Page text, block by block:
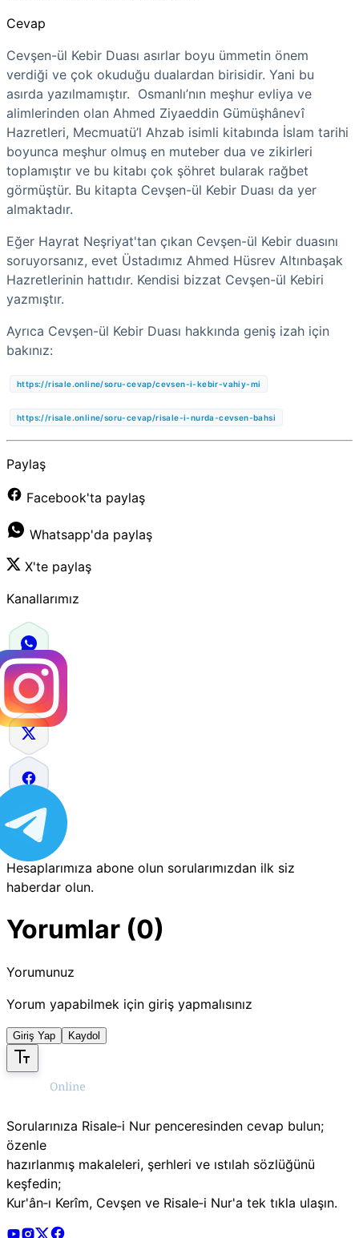
Cevap
Cevşen-ül Kebir Duası asırlar boyu ümmetin önem
verdiği ve çok okuduğu dualardan birisidir. Yani bu
asırda yazılmamıştır. Osmanlı’nın meşhur evliya ve
alimlerinden olan Ahmed Ziyaeddin Gümüşhânevî
Hazretleri, Mecmuatü’l Ahzab isimli kitabında İslam tarihi
boyunca meşhur olmuş en muteber dua ve zikirleri
toplamıştır ve bu kitabı çok şöhret bularak rağbet
görmüştür. Bu kitapta Cevşen-ül Kebir Duası da yer
almaktadır.
Eğer Hayrat Neşriyat'tan çıkan Cevşen-ül Kebir duasını
soruyorsanız, evet Üstadımız Ahmed Hüsrev Altınbaşak
Hazretlerinin hattıdır. Kendisi bizzat Cevşen-ül Kebiri
yazmıştır.
Ayrıca Cevşen-ül Kebir Duası hakkında geniş izah için
bakınız:
https://risale.online/soru-cevap/cevsen-i-kebir-vahiy-mi
https://risale.online/soru-cevap/risale-i-nurda-cevsen-bahsi
Paylaş
Facebook'ta paylaş
Whatsapp'da paylaş
X'te paylaş
Kanallarımız
Hesaplarımıza abone olun sorularımızdan ilk siz
haberdar olun.
Yorumlar (0)
Yorumunuz
Yorum yapabilmek için giriş yapmalısınız
Giriş Yap Kaydol
Sorularınıza Risale‑i Nur penceresinden cevap bulun;
özenle
hazırlanmış makaleleri, şerhleri ve ıstılah sözlüğünü
keşfedin;
Kur'ân‑ı Kerîm, Cevşen ve Risale‑i Nur'a tek tıkla ulaşın.
Risale Online Youtube Hesabı
Risale Online Instagram Hesabı
Risale Online X Hesabı